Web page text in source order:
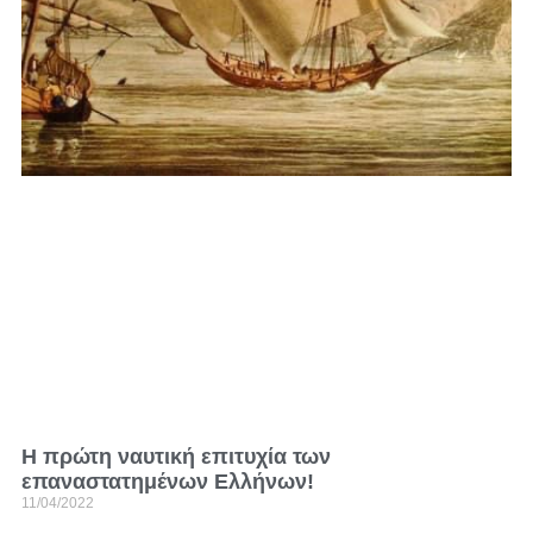
Η πρώτη ναυτική επιτυχία των
επαναστατημένων Ελλήνων!
11/04/2022